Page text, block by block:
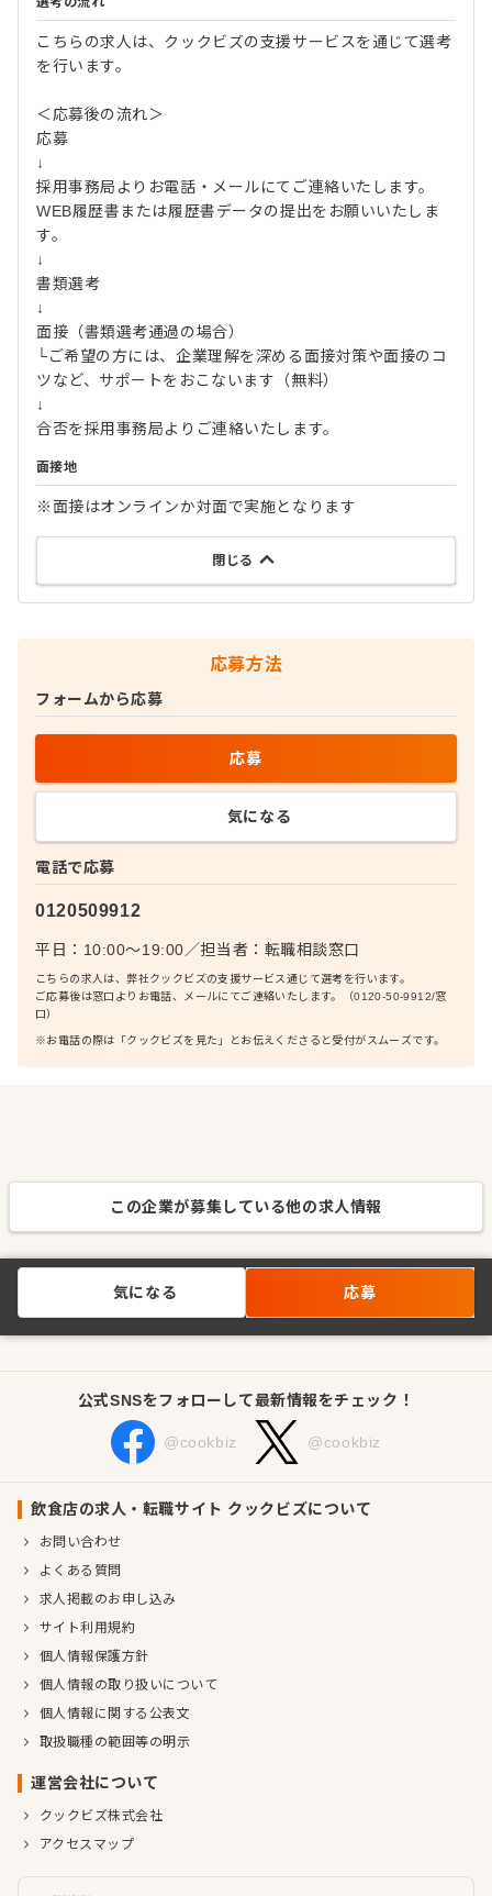
こちらの求人は、クックビズの支援サービスを通じて選考
を行います。
＜応募後の流れ＞
応募
↓
採用事務局よりお電話・メールにてご連絡いたします。
WEB履歴書または履歴書データの提出をお願いいたしま
す。
↓
書類選考
↓
面接（書類選考通過の場合）
└ご希望の方には、企業理解を深める面接対策や面接のコ
ツなど、サポートをおこないます（無料）
↓
合否を採用事務局よりご連絡いたします。
面接地
※面接はオンラインか対面で実施となります
閉じる
応募方法
電話で応募
0120509912
平日：10:00〜19:00／担当者： 転職相談窓口
こちらの求人は、弊社クックビズの支援サービス通じて選考を行います。
ご応募後は窓口よりお電話、メールにてご連絡いたします。（0120-50-9912/窓
口）
※お電話の際は「クックビズを見た」とお伝えくださると受付がスムーズです。
フォームから応募
応募
気になる
この企業が募集している他の求人情報
気になる 応募
公式SNSをフォローして最新情報をチェック！
@cookbiz @cookbiz
飲食店の求人・転職サイト クックビズについて
お問い合わせ
よくある質問
求人掲載のお申し込み
サイト利用規約
個人情報保護方針
個人情報の取り扱いについて
個人情報に関する公表文
取扱職種の範囲等の明示
運営会社について
クックビズ株式会社
アクセスマップ